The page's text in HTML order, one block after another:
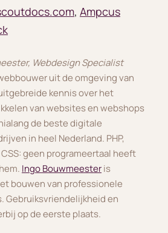
, Ampcus
Webdesign Specialist
uit de omgeving van
kennis over het
van websites en webshops
de beste digitale
in heel Nederland. PHP,
geen programeertaal heeft
Ingo Bouwmeesteris
bouwen van professionele
Gebruiksvriendelijkheid en
op de eerste plaats.